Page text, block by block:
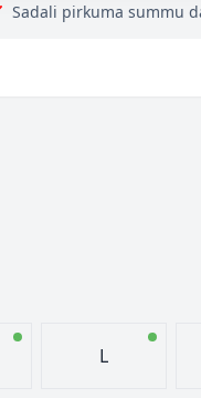
Sadali pirkuma summu
L